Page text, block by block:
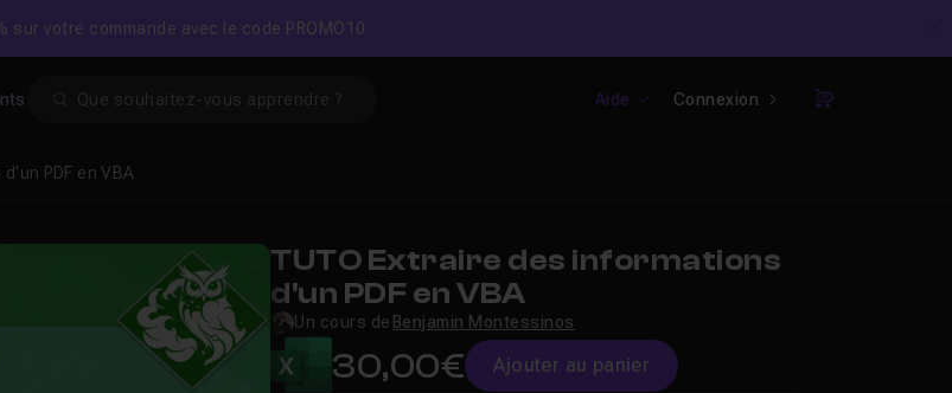
sur votre commande avec le code PROMO10
Aide Connexion
Panier
PDF en VBA
TUTO Extraire des informations
d'un PDF en VBA
Un cours de Benjamin Montessinos
30,00€ Ajouter au panier